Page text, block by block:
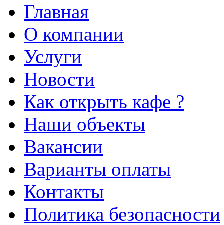
Главная
О компании
Услуги
Новости
Как открыть кафе ?
Наши объекты
Вакансии
Варианты оплаты
Контакты
Политика безопасности